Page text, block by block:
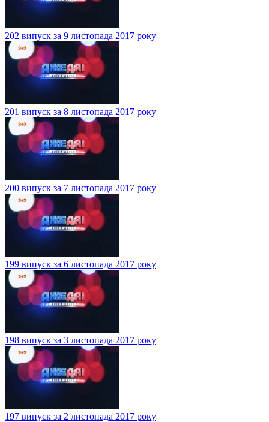
202 випуск за 9 листопада 2017 року
201 випуск за 8 листопада 2017 року
200 випуск за 7 листопада 2017 року
199 випуск за 6 листопада 2017 року
198 випуск за 3 листопада 2017 року
197 випуск за 2 листопада 2017 року